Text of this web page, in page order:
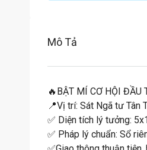
Mô Tả
🔥BẬT MÍ CƠ HỘI ĐẦU
📍Vị trí: Sát Ngã tư Tân
✅ Diện tích lý tưởng:
✅ Pháp lý chuẩn: Sổ